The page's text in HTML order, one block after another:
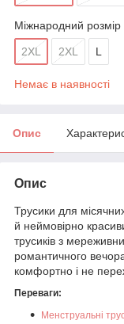
Міжнародний розмір
2XL 2XL L
Немає в наявності
Опис
Опис
Трусики для
й неймовірно
трусиків з
романтичного
комфортно і не
Переваги:
Менструальні